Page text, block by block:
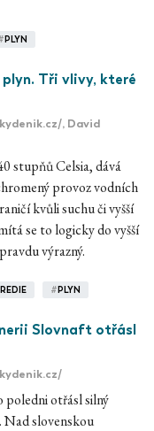
PLYN
Tři vlivy, které
, David
stupňů Celsia, dává
provoz vodních
kvůli suchu či vyšší
se to logicky do vyšší
výrazný.
# PLYN
Slovnaft otřásl
otřásl silný
slovenskou